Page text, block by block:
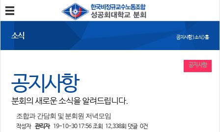
분회소개
소식
공지사항
조합활동
언론보도
소식 공지사항 > 소식 > 홈
공지사항
분회의 새로운 소식을 알려드립니다.
공지사항
조합과 간담회 및 분회원 저녁모임
작성자 관리자 19-10-30 17:56조회 12,338회 댓글 0건